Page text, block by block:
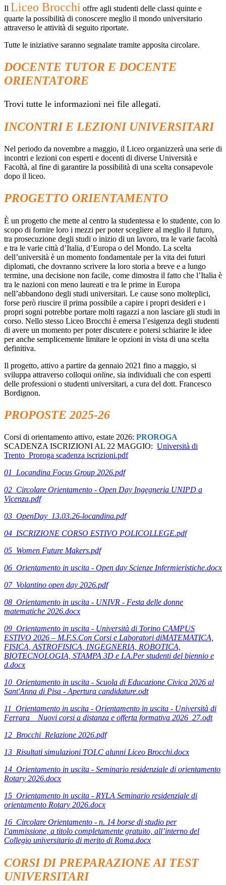
Il Liceo Brocchi offre agli studenti delle classi quinte e
quarte la possibilità di conoscere meglio il mondo universitario
attraverso le attività di seguito riportate.
Tutte le iniziative saranno segnalate tramite apposita circolare.
DOCENTE TUTOR E DOCENTE
ORIENTATORE
Trovi tutte le informazioni nei file allegati.
INCONTRI E LEZIONI UNIVERSITARI
Nel periodo da novembre a maggio, il Liceo organizzerà una serie di
incontri e lezioni con esperti e docenti di diverse Università e
Facoltà, al fine di garantire la possibilità di una scelta consapevole
dopo il liceo.
PROGETTO ORIENTAMENTO
È un progetto che mette al centro la studentessa e lo studente, con lo
scopo di fornire loro i mezzi per poter scegliere al meglio il futuro,
tra prosecuzione degli studi o inizio di un lavoro, tra le varie facoltà
e tra le varie città d’Italia, d’Europa o del Mondo. La scelta
dell’università è un momento fondamentale per la vita dei futuri
diplomati, che dovranno scrivere la loro storia a breve e a lungo
termine, una decisione non facile, come dimostra il fatto che l’Italia è
tra le nazioni con meno laureati e tra le prime in Europa
nell’abbandono degli studi universitari. Le cause sono molteplici,
forse però riuscire il prima possibile a capire i propri desideri e i
propri sogni potrebbe portare molti ragazzi a non lasciare gli studi in
corso. Nello stesso Liceo Brocchi è emersa l’esigenza degli studenti
di avere un momento per poter discutere e potersi schiarire le idee
per anche semplicemente limitare le opzioni in vista di una scelta
definitiva.
Il progetto, attivo a partire da gennaio 2021 fino a maggio, si
sviluppa attraverso colloqui online, sia individuali che con esperti
delle professioni o studenti universitari, a cura del dott. Francesco
Bordignon.
PROPOSTE 2025-26
Corsi di orientamento attivo, estate 2026: PROROGA
SCADENZA ISCRIZIONI AL 22 MAGGIO: Università di
Trento_Proroga scadenza iscrizioni.pdf
01_Locandina Focus Group 2026.pdf
02_Circolare Orientamento - Open Day Ingegneria UNIPD a
Vicenza.pdf
03_OpenDay_13.03.26-locandina.pdf
04_ISCRIZIONE CORSO ESTIVO POLICOLLEGE.pdf
05_Women Future Makers.pdf
06_Orientamento in uscita - Open day Scienze Infermieristiche.docx
07_Volantino open day 2026.pdf
08_Orientamento in uscita - UNIVR - Festa delle donne
matematiche 2026.docx
09_Orientamento in uscita - Università di Torino CAMPUS
ESTIVO 2026 – M.F.S.Con Corsi e Laboratori diMATEMATICA,
FISICA, ASTROFISICA, INGEGNERIA, ROBOTICA,
BIOTECNOLOGIA, STAMPA 3D e I.A.Per studenti del biennio e
d.docx
10_Orientamento in uscita - Scuola di Educazione Civica 2026 al
Sant'Anna di Pisa - Apertura candidature.odt
11_Orientamento in uscita - Orientamento in uscita - Università di
Ferrara _ Nuovi corsi a distanza e offerta formativa 2026_27.odt
12_Brocchi_Relazione 2026.pdf
13_Risultati simulazioni TOLC alunni Liceo Brocchi.docx
14_Orientamento in uscita - Seminario residenziale di orientamento
Rotary 2026.docx
15_Orientamento in uscita - RYLA Seminario residenziale di
orientamento Rotary 2026.docx
16_Circolare Orientamento - n. 14 borse di studio per
l’ammissione, a titolo completamente gratuito, all’interno del
Collegio universitario di merito di Roma.docx
CORSI DI PREPARAZIONE AI TEST
UNIVERSITARI